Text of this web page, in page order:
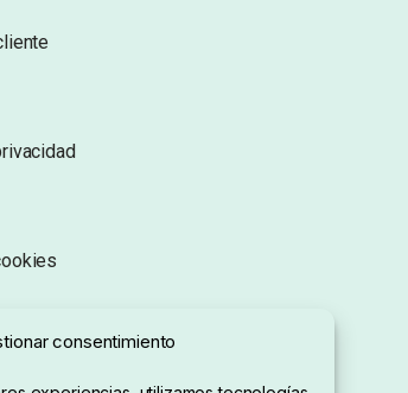
consentimiento
de compra